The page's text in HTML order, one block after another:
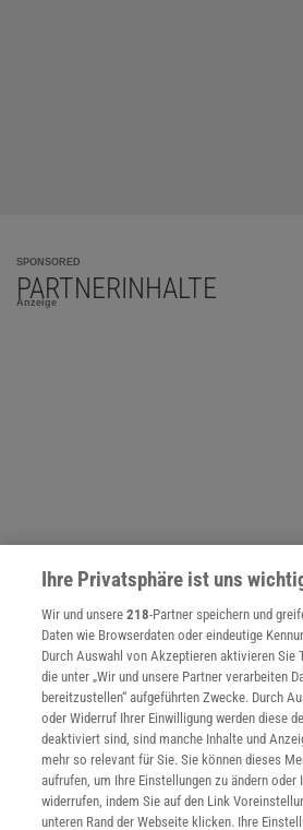
SPONSORED
PARTNERINHALTE
Anzeige
NACH OBEN
Für Sie im Spektrum-Shop
Ihre Privatsphäre ist uns
Wir und unsere218-Partner speichern und
Daten wie Browserdaten oder eindeutige
Durch Auswahl von Akzeptieren aktivieren Sie
die unter „Wir und unsere Partner verarbeiten
bereitzustellen“ aufgeführten Zwecke. Durch
oder Widerruf Ihrer Einwilligung werden diese
deaktiviert sind, sind manche Inhalte und
mehr so relevant für Sie. Sie können dieses
aufrufen, um Ihre Einstellungen zu ändern oder
widerrufen, indem Sie auf den Link
unteren Rand der Webseite klicken. Ihre